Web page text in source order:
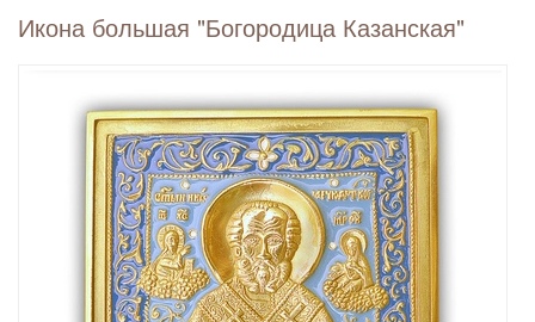
Икона большая "Богородица Казанская"